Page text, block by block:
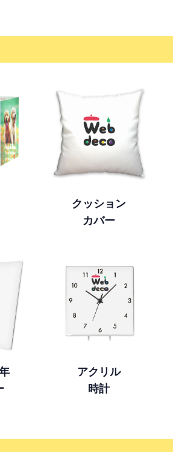
クッション
カバー
アクリル
時計